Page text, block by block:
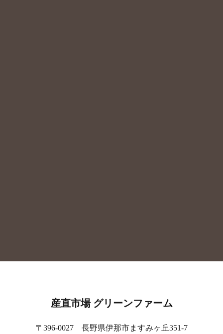
産直市場 グリーンファーム
〒396-0027 長野県伊那市ますみヶ丘351-7